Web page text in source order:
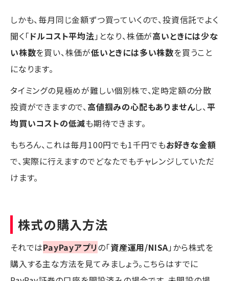
しかも、毎月同じ金額ずつ買っていくので、投資信託でよく
聞く「ドルコスト平均法 」となり、株価が高いときには少な
い株数を買い、株価が低いときには多い株数を買うこと
になります。
タイミングの見極めが難しい個別株で、定時定額の分散
投資ができますので、高値掴みの心配もありませんし、平
均買いコストの低減も期待できます。
もちろん、これは毎月100円でも1千円でもお好きな金額
で、実際に行えますのでどなたでもチャレンジしていただ
けます。
株式の購入方法
それではPayPayアプリの「資産運用/NISA」から株式を
購入する主な方法を見てみましょう。こちらはすでに